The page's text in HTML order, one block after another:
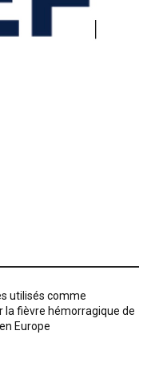
utilisés comme
la fièvre hémorragique de
Europe